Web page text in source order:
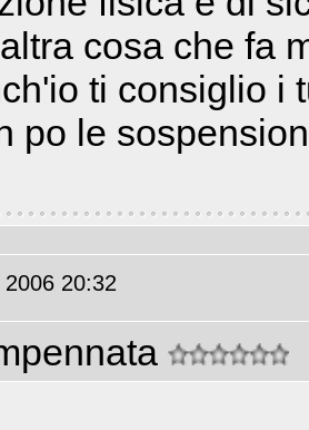
cosa che fa
ti consiglio i
po le
20:32